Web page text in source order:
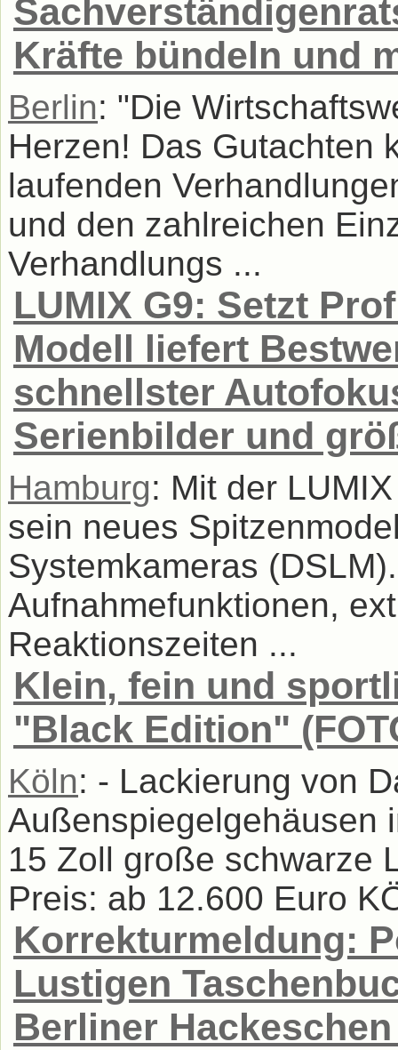
Kräfte bündeln und
Berlin: "Die
Herzen! Das Gutachten
laufenden
und den zahlreichen
Verhandlungs ...
LUMIX G9: Setzt
Modell liefert
schnellster
Serienbilder und
Hamburg: Mit der
sein neues
Systemkameras
Aufnahmefunktionen,
Reaktionszeiten ...
Klein, fein und
"Black Edition"
Köln: - Lackierung von
Außenspiegelgehäusen
15 Zoll große schwarze
Preis: ab 12.600 Euro
Korrekturmeldung:
Lustigen
Berliner